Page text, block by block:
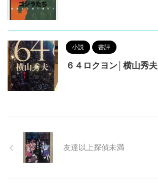
小説 書評
６４ロクヨン│横山秀夫
友達以上探偵未満